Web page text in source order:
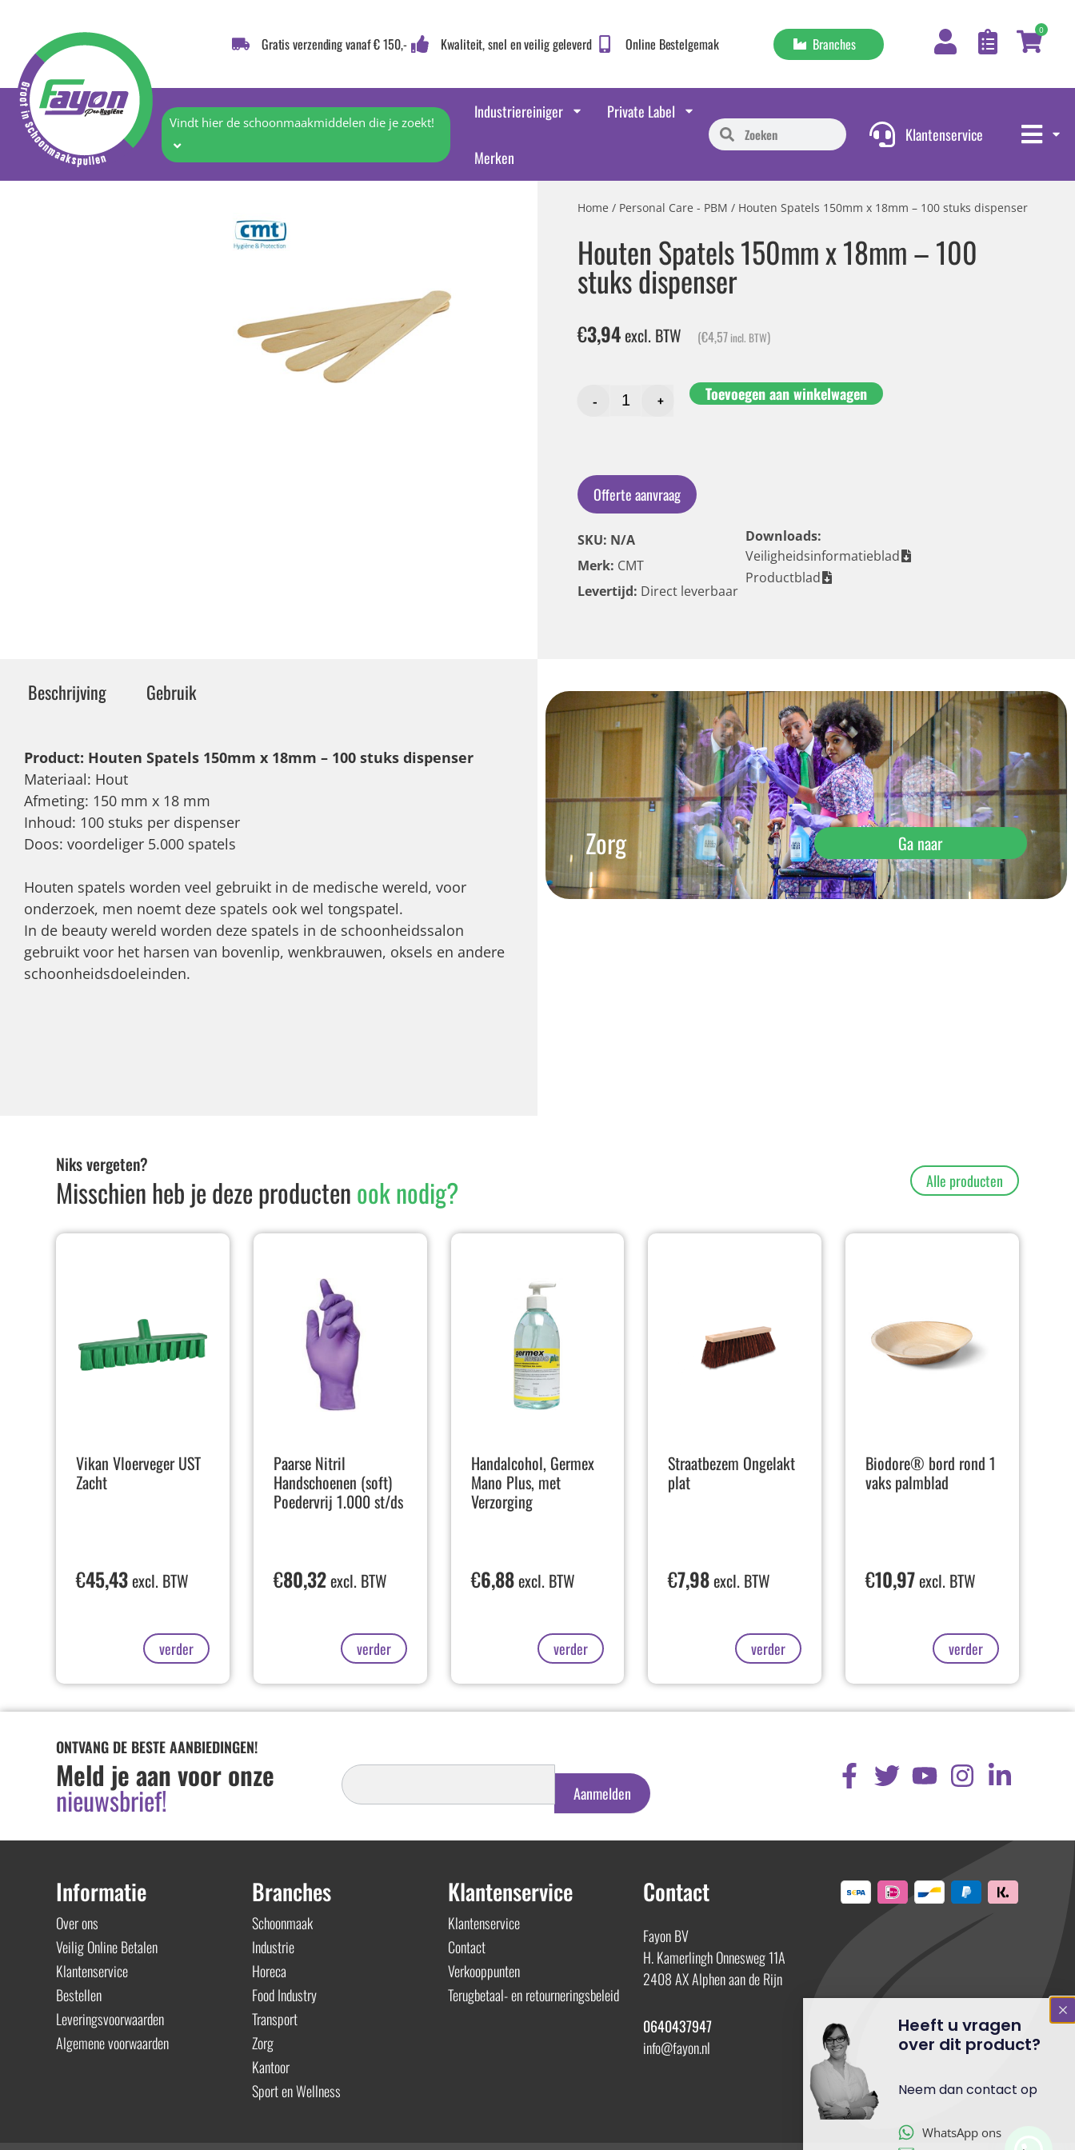
Gratis verzending vanaf € 150,- Kwaliteit, snel en veilig geleverd Online Bestelgemak Branches
0
Vindt hier de schoonmaakmiddelen die je zoekt!
Industriereiniger Private Label
Merken
Klantenservice
Home / Personal Care - PBM / Houten Spatels 150mm x 18mm – 100 stuks dispenser
Houten Spatels 150mm x 18mm – 100
stuks dispenser
€3,94excl. BTW (€4,57 incl. BTW)
- + Toevoegen aan winkelwagen
Offerte aanvraag
SKU: N/A
Merk: CMT
Levertijd: Direct leverbaar
Downloads:
Veiligheidsinformatieblad
Productblad
Beschrijving Gebruik
Product: Houten Spatels 150mm x 18mm – 100 stuks dispenser
Materiaal: Hout
Afmeting: 150 mm x 18 mm
Inhoud: 100 stuks per dispenser
Doos: voordeliger 5.000 spatels
Houten spatels worden veel gebruikt in de medische wereld, voor
onderzoek, men noemt deze spatels ook wel tongspatel.
In de beauty wereld worden deze spatels in de schoonheidssalon
gebruikt voor het harsen van bovenlip, wenkbrauwen, oksels en andere
schoonheidsdoeleinden.
Zorg Ga naar
Niks vergeten?
Misschien heb je deze productenook nodig? Alle producten
Vikan Vloerveger UST
Zacht
€45,43excl. BTW
verder
Paarse Nitril
Handschoenen (soft)
Poedervrij 1.000 st/ds
€80,32excl. BTW
verder
Handalcohol, Germex
Mano Plus, met
Verzorging
€6,88excl. BTW
verder
Straatbezem Ongelakt
plat
€7,98excl. BTW
verder
Biodore® bord rond 1
vaks palmblad
€10,97excl. BTW
verder
ONTVANG DE BESTE AANBIEDINGEN!
Meld je aan voor onze
nieuwsbrief!
Inschrijven
Nieuwsbrief
Aanmelden
Informatie
Over ons
Veilig Online Betalen
Klantenservice
Bestellen
Leveringsvoorwaarden
Algemene voorwaarden
Branches
Schoonmaak
Industrie
Horeca
Food Industry
Transport
Zorg
Kantoor
Sport en Wellness
Klantenservice
Klantenservice
Contact
Verkooppunten
Terugbetaal- en retourneringsbeleid
Contact
Fayon BV
H. Kamerlingh Onnesweg 11A
2408 AX Alphen aan de Rijn
0640437947
info@fayon.nl
Heeft u vragen
over dit product?
Stuur ons een mail